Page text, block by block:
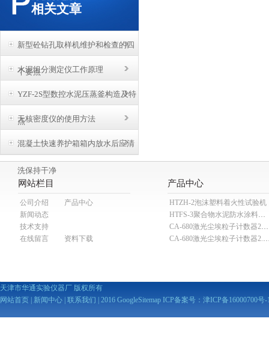
相关文章
新型砼钻孔取样机维护和检查的四
个要点
水泥组分测定仪工作原理
YZF-2S型数控水泥压蒸釜构造及特
点
无核密度仪的使用方法
混凝土快速养护箱箱内放水后应清
洗保持干净
网站栏目
公司介绍
产品中心
新闻动态
技术支持
在线留言
资料下载
产品中心
HTZH-2泡沫塑料着火性试验机
HTFS-3聚合物水泥防水涂料分散机
CA-680激光尘埃粒子计数器28.3L
CA-680激光尘埃粒子
天津市华通实验仪器厂 版权所有
网站首页
新闻中心 联系我们 | 2016 GoogleSitemap ICP备案号： 津ICP备16000700号-